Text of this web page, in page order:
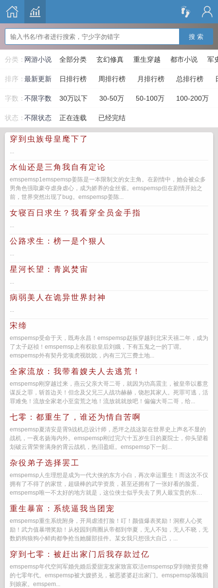
搜 索
分类： 全部分类 玄幻修真 重生穿越 都市小说 军
网游小说
排序： 日排行榜 周排行榜 月排行榜 总排行榜
最新更新
字数：不限字数 30万以下 30-50万 50-100万 100-200万
状态：不限状态 正在连载 已经完结
穿到虫族母皇麾下了
...
水仙还是三角我自有定论
emspemsp1emspemsp姜陈是一本限制文的女主角。在剧情中，她会被众多
男角色强取豪夺虐身虐心，成为娇养的金丝雀。emspemsp但在剧情开始之
前，世界突然出现了bug。emspemsp姜陈...
女寝百日求生？我看穿全员金手指
...
公路求生：榜一是个狠人
...
星河长望：青岚焚宙
...
病弱美人在诡异世界封神
...
宋缔
emspemsp受命于天，既寿永昌！emspemsp赵振穿越到北宋天禧二年，成为
了太子赵祯！emspemsp上有权欲皇后刘娥，下有五鬼之一的丁谓。
emspemsp外有契丹党项虎视眈眈，内有三冗三费土地...
全家流放：我带着嫂夫人去逃荒！
emspemsp刚穿越过来，燕云父亲大哥二哥，就因为功高震主，被皇帝以蓄意
谋反之罪，斩首边关！但念及父兄三人战功赫赫，饶恕其家人。死罪可逃，活
罪难免！流放全家老小至蛮荒之地！流放就就放吧！偏偏大哥二哥，给...
七零：都重生了，谁还为情自苦啊
emspemsp夏清安是霄9战机总设计师，悉坪之战这架在世界史上声名不显的
战机，一夜名扬海内外。emspemsp刚过完六十五岁生日的夏院士，仰头望着
划破云霄荣誉满身的霄云战机，热泪盈眶。emspemsp下一刻...
杂役弟子选择罢工
emspemsp人生理想是成为一代大侠的东方小白，再次幸运重生！而这次不仅
拥有了不得了的家世，超级棒的武学资质，甚至还拥有了一张好看的脸蛋。
emspemsp唯一不太好的地方就是，这位侠士似乎失去了男人最宝贵的东
重生暴富：系统逼我当团宠
emspemsp重生系统附身，开局虐渣打脸！叮！颜值爆表奖励！洞察人心奖
励！武力值暴增奖励！从校园到商圈从帝都到华夏，无人不知，无人不晓，无
数奶狗狼狗小鲜肉都争抢当她腿部挂件。某女我只想强大自己，...
穿到七零：被赶出家门后我存款过亿
emspemsp年代空间军婚先婚后爱甜宠发家致富双洁emspemsp穿到物资贫瘠
的七零年代。emspemsp被大嫂挤兑，被恶婆婆赶出家门。emspemsp落魄回
到娘家。emspem...